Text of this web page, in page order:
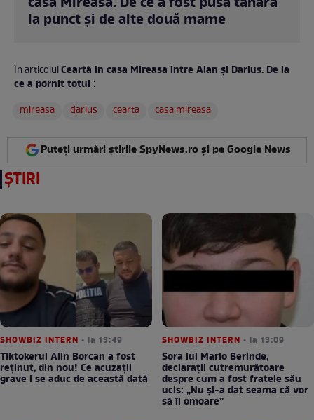
la punct și de alte două mame
În articolulCeartă în casa Mireasa între Alan și Darius. De la
ce a pornit totul :
mireasa
darius cearta casa mireasa
Puteți urmări știrile SpyNews.ro și pe Google News
ȘTIRI
SHOWBIZ INTERN • la 13:49
Tiktokerul Alin Borcan a fost
reținut, din nou! Ce acuzații
grave i se aduc de această dată
SHOWBIZ INTERN • la 13:09
Sora lui Mario Berinde,
declarații cutremurătoare
despre cum a fost fratele său
ucis: „Nu și-a dat seama că vor
să îl omoare”